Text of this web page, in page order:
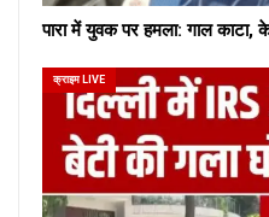
पारा में युवक पर हमला: गाल काटा,
क्राइम LIVE